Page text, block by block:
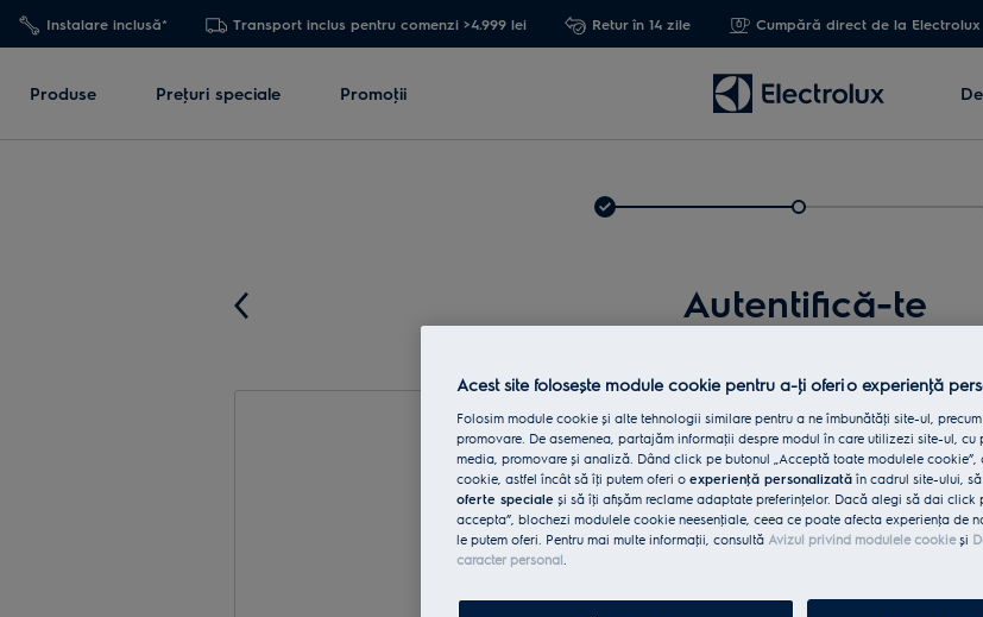
Instalare inclusă* Transport inclus pentru comenzi >4.999 lei Retur în 14 zile Cumpără direct de la Electrolux
Produse Preţuri speciale Promoţii
Autentifică-te
Acest site folosește module cookie pentru a-ţi oferi o experienţă
Folosim module cookie și alte tehnologii similare pentru a ne îmbunătăţi site-ul,
promovare. De asemenea, partajăm informaţii despre modul în care utilizezi site-ul,
media, promovare și analiză. Dând click pe butonul „Acceptă toate modulele
cookie, astfel încât să îţi putem oferi o experienţă personalizată în cadrul site-ului,
oferte speciale și să îţi afișăm reclame adaptate preferinţelor. Dacă alegi să dai click
accepta”, blochezi modulele cookie neesenţiale, ceea ce poate afecta experienţa de
le putem oferi. Pentru mai multe informaţii, consultă Avizul privind modulele cookieși
caracter personal.